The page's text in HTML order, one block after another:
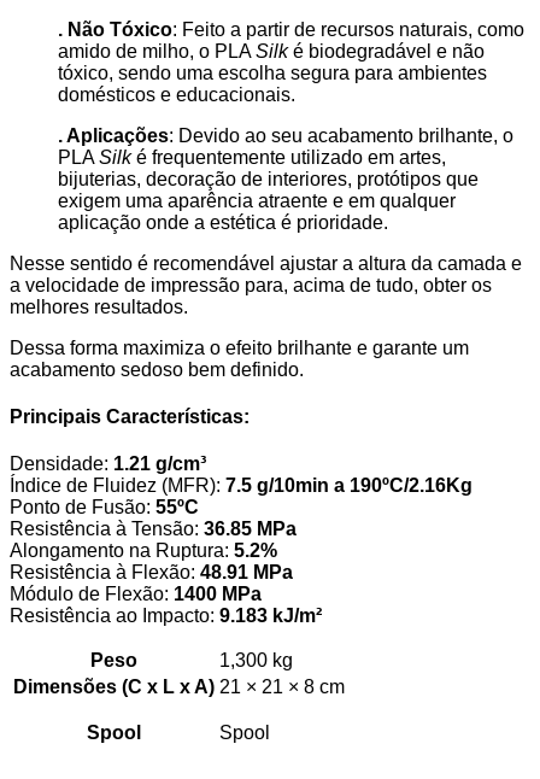
. Não Tóxico: Feito a partir de recursos naturais, como
amido de milho, o PLASilké biodegradável e não
tóxico, sendo uma escolha segura para ambientes
domésticos e educacionais.
. Aplicações: Devido ao seu acabamento brilhante, o
PLASilké frequentemente utilizado em artes,
bijuterias, decoração de interiores, protótipos que
exigem uma aparência atraente e em qualquer
aplicação onde a estética é prioridade.
Nesse sentido é recomendável ajustar a altura da camada e
a velocidade de impressão para, acima de tudo, obter os
melhores resultados.
Dessa forma maximiza o efeito brilhante e garante um
acabamento sedoso bem definido.
Principais Características:
Densidade: 1.21 g/cm³
Índice de Fluidez (MFR): 7.5 g/10min a 190ºC/2.16Kg
Ponto de Fusão: 55ºC
Resistência à Tensão: 36.85 MPa
Alongamento na Ruptura: 5.2%
Resistência à Flexão: 48.91 MPa
Módulo de Flexão: 1400 MPa
Resistência ao Impacto: 9.183 kJ/m²
Peso
1,300 kg
Dimensões (C x L x A) 21 × 21 × 8 cm
Spool Spool